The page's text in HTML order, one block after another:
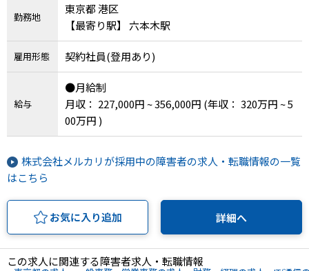
勤務地
東京都 港区
【最寄り駅】 六本木駅
雇用形態 契約社員(登用あり)
給与
●月給制
月収： 227,000円 ~ 356,000円 (年収： 320万円 ~ 5
00万円 )
株式会社メルカリが採用中の障害者の求人・転職情報の一覧
はこちら
お気に入り追加 詳細へ
この求人に関連する障害者求人・転職情報